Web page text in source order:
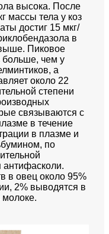
высока. После
массы тела у коз
достиг 15 мкг/
в
Пиковое
больше, чем у
а
около 22
степени
связываются с
в течение
в плазме и
по
антифасколи.
в овец около 95%
2% выводятся в